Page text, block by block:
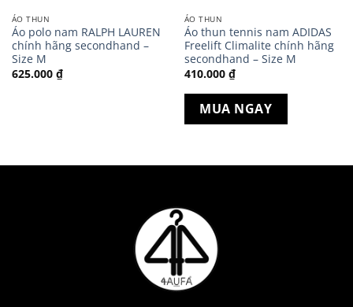
ÁO THUN
Áo polo nam RALPH LAUREN
chính hãng secondhand –
Size M
625.000 ₫
ÁO THUN
Áo thun tennis nam ADIDAS
Freelift Climalite chính hãng
secondhand – Size M
410.000 ₫
MUA NGAY